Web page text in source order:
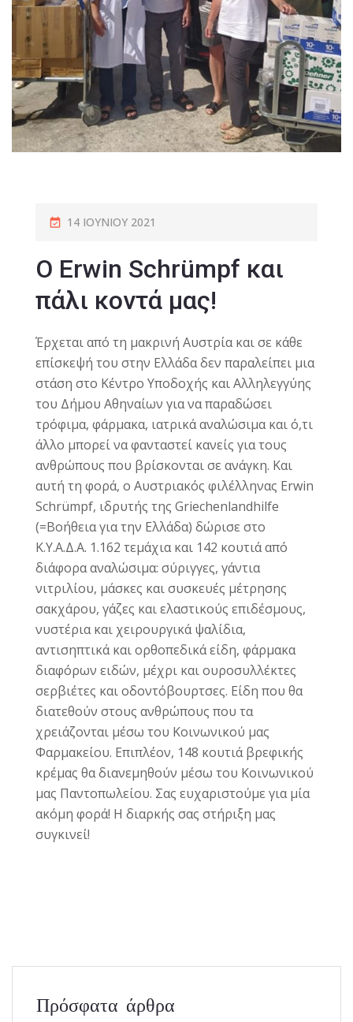
14 ΙΟΥΝΊΟΥ 2021
O Erwin Schrümpf και
πάλι κοντά μας!
Έρχεται από τη μακρινή Αυστρία και σε κάθε
επίσκεψή του στην Ελλάδα δεν παραλείπει μια
στάση στο Κέντρο Υποδοχής και Αλληλεγγύης
του Δήμου Αθηναίων για να παραδώσει
τρόφιμα, φάρμακα, ιατρικά αναλώσιμα και ό,τι
άλλο μπορεί να φανταστεί κανείς για τους
ανθρώπους που βρίσκονται σε ανάγκη. Και
αυτή τη φορά, ο Αυστριακός φιλέλληνας Erwin
Schrümpf, ιδρυτής της Griechenlandhilfe
(=Βοήθεια για την Ελλάδα) δώρισε στο
Κ.Υ.Α.Δ.Α. 1.162 τεμάχια και 142 κουτιά από
διάφορα αναλώσιμα: σύριγγες, γάντια
νιτριλίου, μάσκες και συσκευές μέτρησης
σακχάρου, γάζες και ελαστικούς επιδέσμους,
νυστέρια και χειρουργικά ψαλίδια,
αντισηπτικά και ορθοπεδικά είδη, φάρμακα
διαφόρων ειδών, μέχρι και ουροσυλλέκτες
σερβιέτες και οδοντόβουρτσες. Είδη που θα
διατεθούν στους ανθρώπους που τα
χρειάζονται μέσω του Κοινωνικού μας
Φαρμακείου. Επιπλέον, 148 κουτιά βρεφικής
κρέμας θα διανεμηθούν μέσω του Κοινωνικού
μας Παντοπωλείου. Σας ευχαριστούμε για μία
ακόμη φορά! Η διαρκής σας στήριξη μας
συγκινεί!
Πρόσφατα άρθρα